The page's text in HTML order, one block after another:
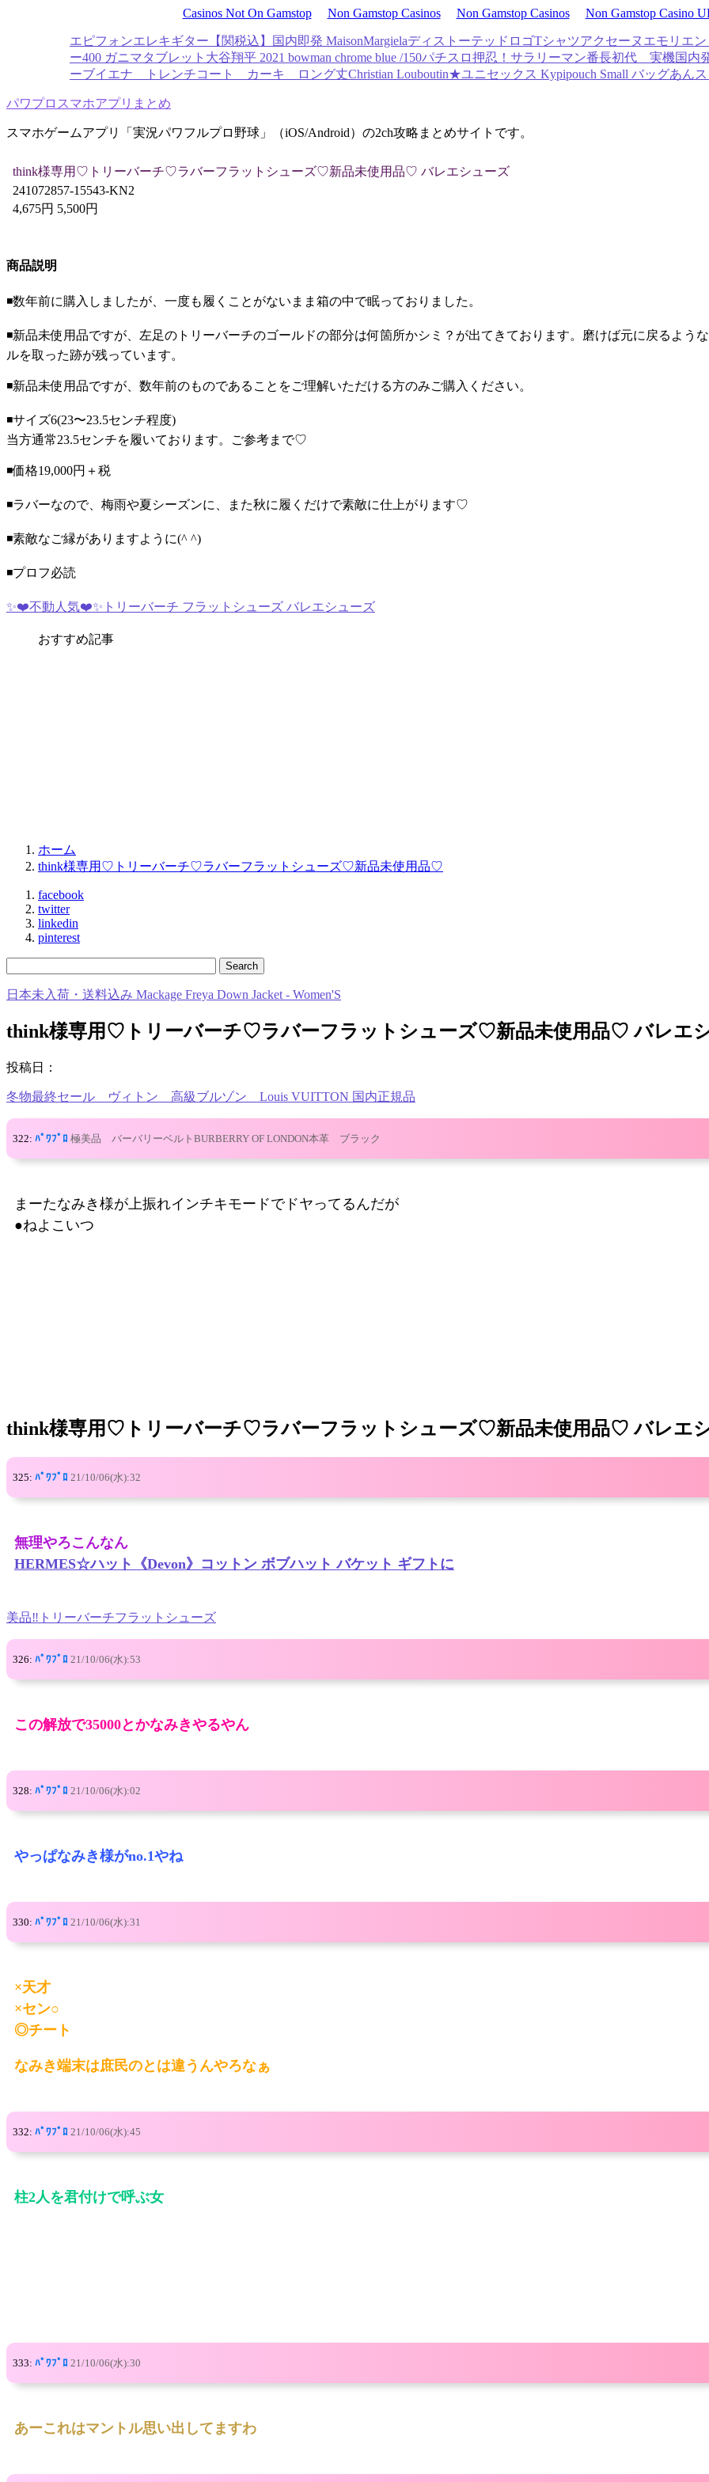
Casinos Not On Gamstop Non Gamstop Casinos Non Gamstop Casinos Non Gamstop Casino
エピフォンエレキギター 【関税込】国内即発 MaisonMargielaディストーテッドロゴTシャツアクセーヌエモリエ
ー400 ガニマタブレット 大谷翔平 2021 bowman chrome blue /150パチスロ押忍！サラリーマン番長初代 実機国内
ーブイエナ トレンチコート カーキ ロング丈Christian Louboutin★ユニセックス Kypipouch Small バッグあん
パワプロスマホアプリまとめ
スマホゲームアプリ「実況パワフルプロ野球」（iOS/Android）の2ch攻略まとめサイトです。
think様専用♡トリーバーチ♡ラバーフラットシューズ♡新品未使用品♡ バレエシューズ
241072857-15543-KN2
4,675円 5,500円
商品説明
◾️数年前に購入しましたが、一度も履くことがないまま箱の中で眠っておりました。
◾️新品未使用品ですが、左足のトリーバーチのゴールドの部分は何箇所かシミ？が出てきております。磨けば元に戻るよ
ルを取った跡が残っています。
◾️新品未使用品ですが、数年前のものであることをご理解いただける方のみご購入ください。
◾️サイズ6(23〜23.5センチ程度)
当方通常23.5センチを履いております。ご参考まで♡
◾️価格19,000円＋税
◾️ラバーなので、梅雨や夏シーズンに、また秋に履くだけで素敵に仕上がります♡
◾️素敵なご縁がありますように(^ ^)
◾️プロフ必読
✨❤️不動人気❤️✨トリーバーチ フラットシューズ バレエシューズ
おすすめ記事
ホーム
think様専用♡トリーバーチ♡ラバーフラットシューズ♡新品未使用品♡
facebook
twitter
linkedin
pinterest
日本未入荷・送料込み Mackage Freya Down Jacket - Women'S
think様専用♡トリーバーチ♡ラバーフラットシューズ♡新品未使用品♡ バレエ
投稿日：
冬物最終セール ヴィトン 高級ブルゾン Louis VUITTON 国内正規品
322: ﾊﾟﾜﾌﾟﾛ 極美品 バーバリーベルトBURBERRY OF LONDON本革 ブラック
まーたなみき様が上振れインチキモードでドヤってるんだが
●ねよこいつ
think様専用♡トリーバーチ♡ラバーフラットシューズ♡新品未使用品♡ バレエ
325: ﾊﾟﾜﾌﾟﾛ 21/10/06(水):32
無理やろこんなん
HERMES☆ハット《Devon》コットン ボブハット バケット ギフトに
美品‼️トリーバーチフラットシューズ
326: ﾊﾟﾜﾌﾟﾛ 21/10/06(水):53
この解放で35000とかなみきやるやん
328: ﾊﾟﾜﾌﾟﾛ 21/10/06(水):02
やっぱなみき様がno.1やね
330: ﾊﾟﾜﾌﾟﾛ 21/10/06(水):31
×天才
×セン○
◎チート
なみき端末は庶民のとは違うんやろなぁ
332: ﾊﾟﾜﾌﾟﾛ 21/10/06(水):45
柱2人を君付けで呼ぶ女
333: ﾊﾟﾜﾌﾟﾛ 21/10/06(水):30
あーこれはマントル思い出してますわ